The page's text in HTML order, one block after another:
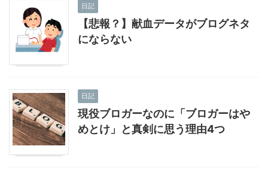
日記
【悲報？】献血データがブログネタ
にならない
日記
現役ブロガーなのに「ブロガーはや
めとけ」と真剣に思う理由4つ